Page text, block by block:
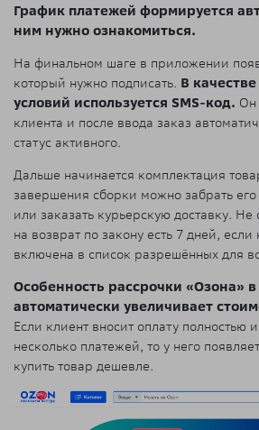
График платежей формируется
ним нужно ознакомиться.
На финальном шаге в приложении
который нужно подписать. В
условий используется SMS-код. Он
клиента и после ввода заказ
статус активного.
Дальше начинается комплектация
завершения сборки можно забрать
или заказать курьерскую доставку. Не
на возврат по закону есть 7 дней, если
включена в список разрешённых для
Особенность рассрочки «Озона»
автоматически увеличивает
Если клиент вносит оплату полностью
несколько платежей, то у него
купить товар дешевле.